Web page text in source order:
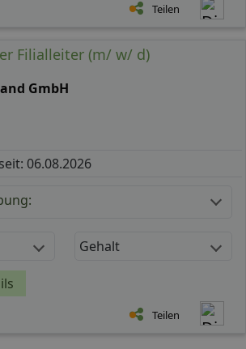
Teilen
Filialleiter (m/ w/ d)
GmbH
06.08.2026
Gehalt
Teilen